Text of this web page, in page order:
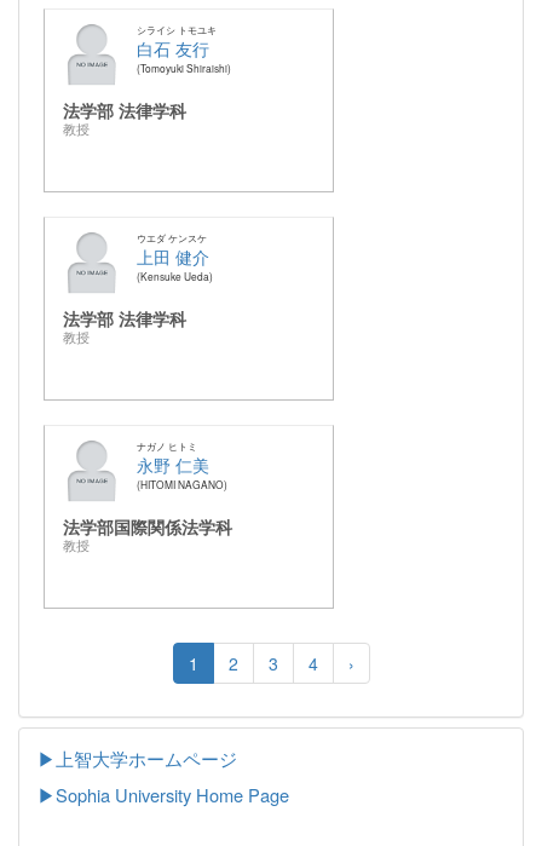
シライシ トモユキ
白石 友行
Tomoyuki Shiraishi
法学部 法律学科
教授
ウエダ ケンスケ
上田 健介
Kensuke Ueda
法学部 法律学科
教授
ナガノ ヒトミ
永野 仁美
HITOMI NAGANO
法学部国際関係法学科
教授
1 2 3 4 ›
▶上智大学ホームページ
▶Sophia University Home Page